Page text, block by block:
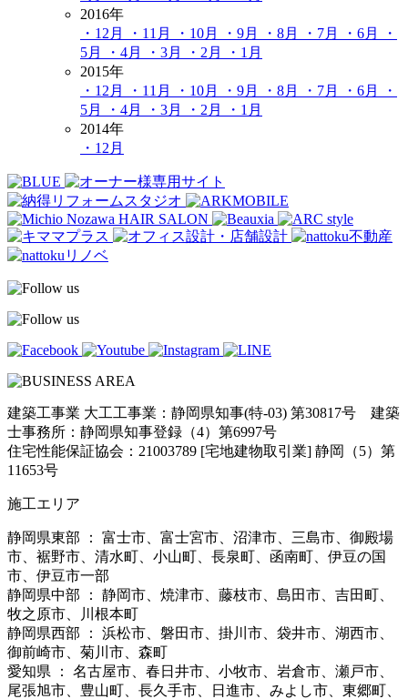
2016年
・12月
・11月 ・10月 ・9月 ・8月 ・7月 ・6月
・
5月
・4月 ・3月 ・2月
・1月
2015年
・12月
・11月 ・10月 ・9月 ・8月 ・7月 ・6月
・
5月
・4月 ・3月 ・2月
・1月
2014年
・12月
建築工事業 大工工事業：静岡県知事(特-03) 第30817号 建築
士事務所：静岡県知事登録（4）第6997号
住宅性能保証協会：21003789 [宅地建物取引業] 静岡（5）第
11653号
施工エリア
静岡県東部 ： 富士市、富士宮市、沼津市、三島市、御殿場
市、裾野市、清水町、小山町、長泉町、函南町、伊豆の国
市、伊豆市一部
静岡県中部 ： 静岡市、焼津市、藤枝市、島田市、吉田町、
牧之原市、川根本町
静岡県西部 ： 浜松市、磐田市、掛川市、袋井市、湖西市、
御前崎市、菊川市、森町
愛知県 ： 名古屋市、春日井市、小牧市、岩倉市、瀬戸市、
尾張旭市、豊山町、長久手市、日進市、みよし市、東郷町、